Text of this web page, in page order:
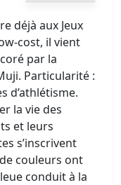
déjà aux Jeux
cost, il vient
par la
Particularité :
d’athlétisme.
la vie des
et leurs
s’inscrivent
couleurs ont
conduit à la